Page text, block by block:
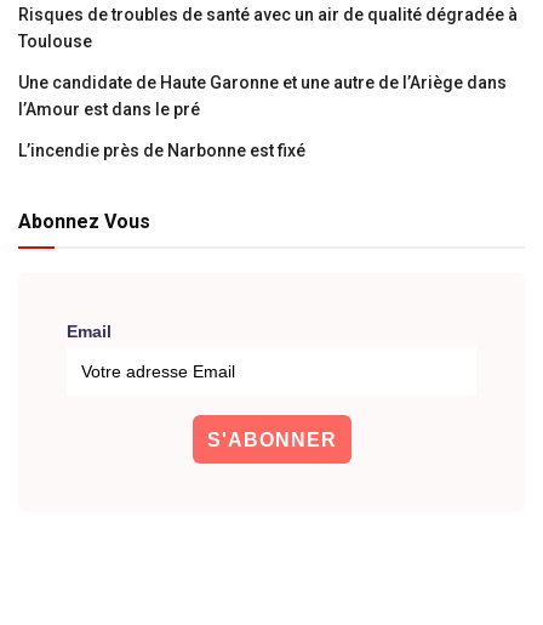
Risques de troubles de santé avec un air de qualité dégradée à
Toulouse
Une candidate de Haute Garonne et une autre de l’Ariège dans
l’Amour est dans le pré
L’incendie près de Narbonne est fixé
Abonnez Vous
Email